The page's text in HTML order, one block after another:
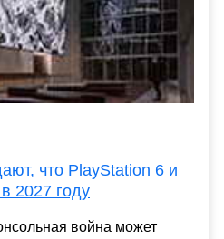
что PlayStation 6 и
2027 году
война может